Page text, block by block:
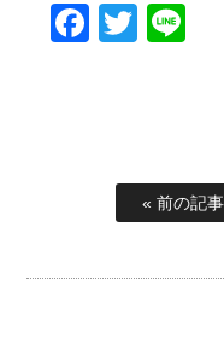
« 前の記事